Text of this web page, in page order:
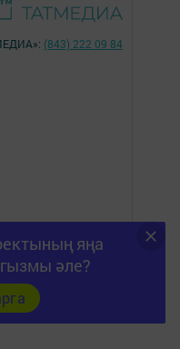
яңа
әле?
(843) 222 09 84